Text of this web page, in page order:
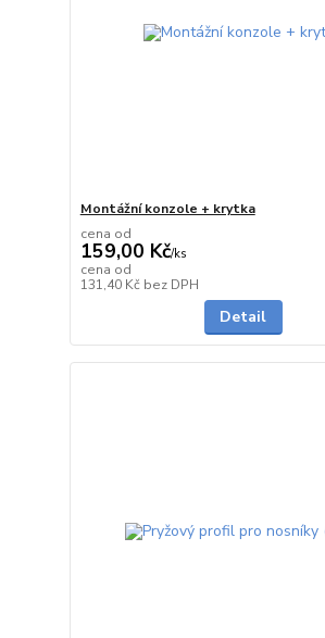
Montážní konzole + krytka
cena od
159,00 Kč/ks
cena od
131,40 Kč bez DPH
Detail